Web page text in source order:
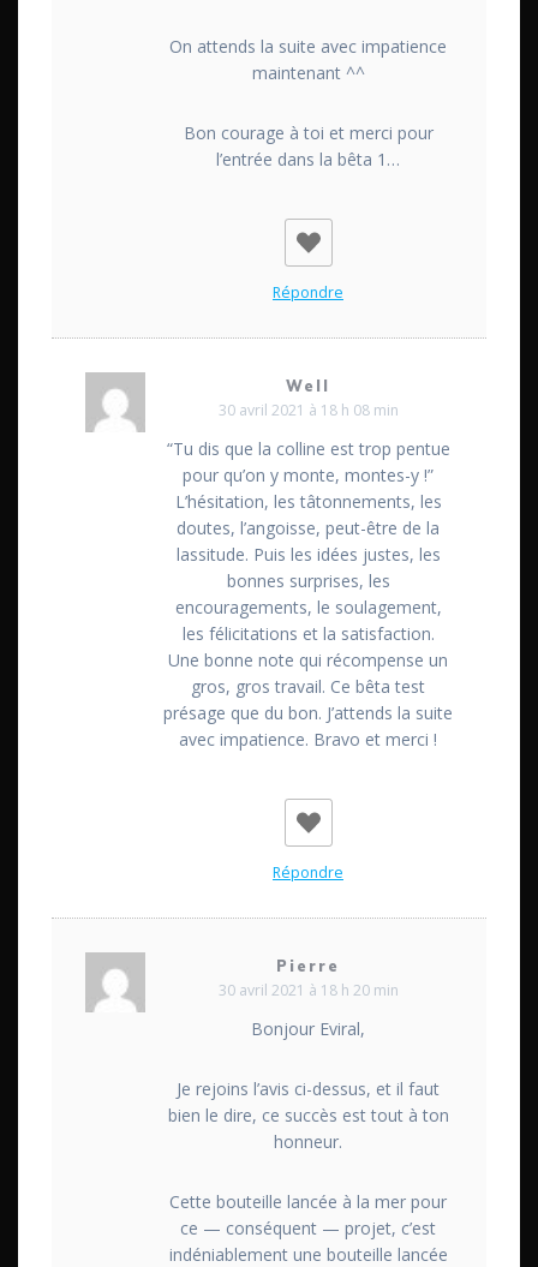
On attends la suite avec impatience
maintenant ^^
Bon courage à toi et merci pour
l’entrée dans la bêta 1…
Répondre
Well
30 avril 2021 à 18 h 08 min
“Tu dis que la colline est trop pentue
pour qu’on y monte, montes-y !”
L’hésitation, les tâtonnements, les
doutes, l’angoisse, peut-être de la
lassitude. Puis les idées justes, les
bonnes surprises, les
encouragements, le soulagement,
les félicitations et la satisfaction.
Une bonne note qui récompense un
gros, gros travail. Ce bêta test
présage que du bon. J’attends la suite
avec impatience. Bravo et merci !
Répondre
Pierre
30 avril 2021 à 18 h 20 min
Bonjour Eviral,
Je rejoins l’avis ci-dessus, et il faut
bien le dire, ce succès est tout à ton
honneur.
Cette bouteille lancée à la mer pour
ce — conséquent — projet, c’est
indéniablement une bouteille lancée